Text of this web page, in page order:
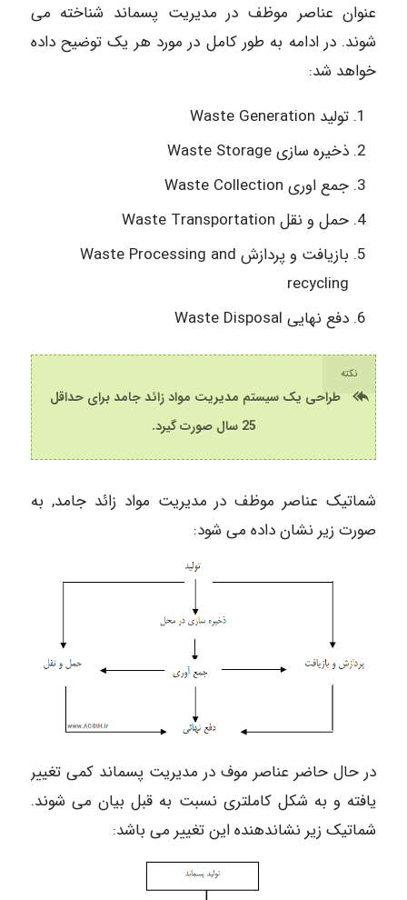
عنوان عناصر موظف در مدیریت پسماند شناخته می
شوند. در ادامه به طور کامل در مورد هر یک توضیح داده
خواهد شد:
تولید Waste Generation
ذخیره سازی Waste Storage
جمع اوری Waste Collection
حمل و نقل Waste Transportation
بازیافت و پردازش Waste Processing and
recycling
دفع نهایی Waste Disposal
نکته
طراحی یک سیستم مدیریت مواد زائد جامد برای حداقل
25 سال صورت گیرد.
شماتیک عناصر موظف در مدیریت مواد زائد جامد, به
صورت زیر نشان داده می شود:
در حال حاضر عناصر موف در مدیریت پسماند کمی تغییر
یافته و به شکل کاملتری نسبت به قبل بیان می شوند.
شماتیک زیر نشاندهنده این تغییر می باشد: